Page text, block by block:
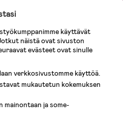
Meiltä löydät lukuisia tunnettuja
Cybex, LEGO ja monia muita!
suurimpaan lastentarvikkeiden
käyttävät
näistä ovat sivuston
evästeet ovat sinulle
verkkosivustomme käyttöä.
mukautetun kokemuksen
mainontaan ja some-